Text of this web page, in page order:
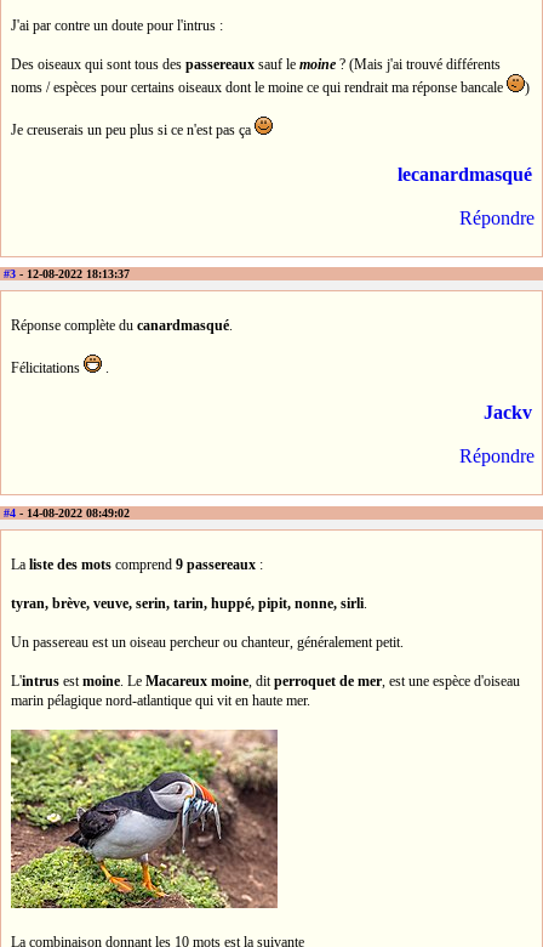
J'ai par contre un doute pour l'intrus :
Des oiseaux qui sont tous des passereaux sauf le moine ? (Mais j'ai trouvé différents
noms / espèces pour certains oiseaux dont le moine ce qui rendrait ma réponse bancale
)
Je creuserais un peu plus si ce n'est pas ça
lecanardmasqué
Répondre
#3 - 12-08-2022 18:13:37
Réponse complète du canardmasqué.
Félicitations .
Jackv
Répondre
#4 - 14-08-2022 08:49:02
La liste des mots comprend 9 passereaux :
tyran, brève, veuve, serin, tarin, huppé, pipit, nonne, sirli.
Un passereau est un oiseau percheur ou chanteur, généralement petit.
L'intrus estmoine. Le Macareux moine, ditperroquet de mer, est une espèce d'oiseau
marin pélagique nord-atlantique qui vit en haute mer.
La combinaison donnant les 10 mots est la suivante